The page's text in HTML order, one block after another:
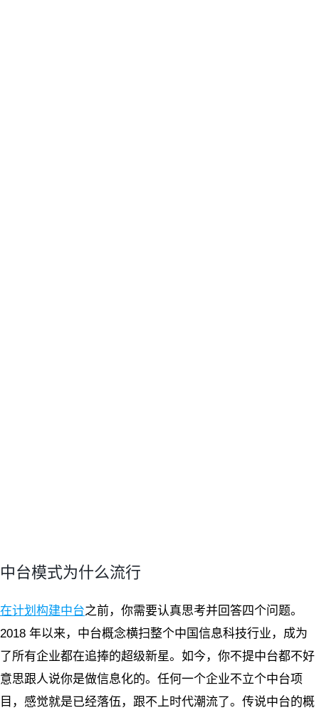
中台模式为什么流行
在计划构建中台之前，你需要认真思考并回答四个问题。
2018 年以来，中台概念横扫整个中国信息科技行业，成为
了所有企业都在追捧的超级新星。如今，你不提中台都不好
意思跟人说你是做信息化的。任何一个企业不立个中台项
目，感觉就是已经落伍，跟不上时代潮流了。传说中台的概